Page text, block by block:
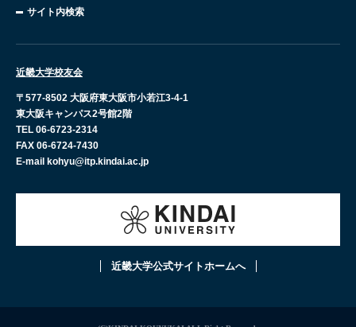
サイト内検索
近畿大学校友会
〒577-8502 大阪府東大阪市小若江3-4-1
東大阪キャンパス2号館2階
TEL 06-6723-2314
FAX 06-6724-7430
E-mail kohyu@itp.kindai.ac.jp
近畿大学公式サイトホームへ